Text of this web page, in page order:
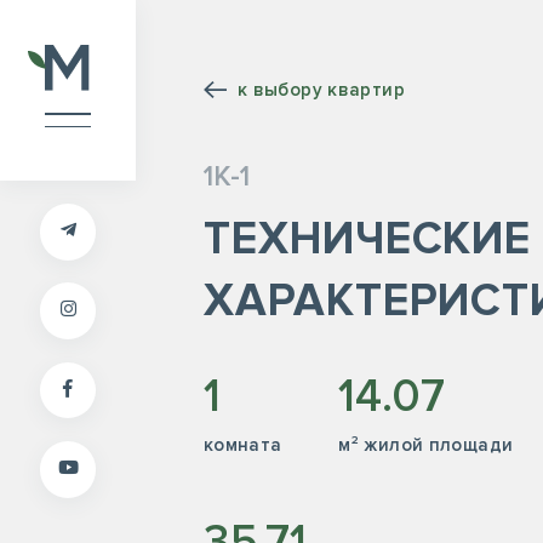
к выбору квартир
1К-1
ТЕХНИЧЕСКИЕ
1
комната
14.07
м² жилой площади